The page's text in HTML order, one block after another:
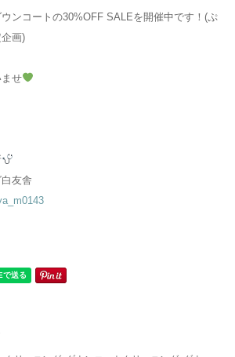
ンコートの30%OFF SALEを開催中です！(ぷ
画)
せ
友舎